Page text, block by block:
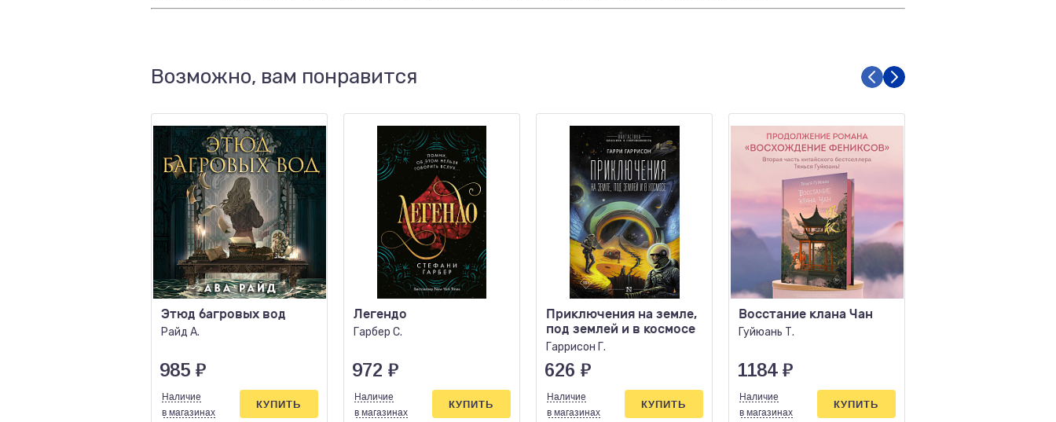
Возможно, вам понравится
Этюд багровых вод
Райд А.
985 ₽
Наличие
в магазинах
КУПИТЬ
Легендо
Гарбер С.
972 ₽
Наличие
в магазинах
КУПИТЬ
Приключения на земле,
под землей и в космосе
Гаррисон Г.
626 ₽
Наличие
в магазинах
КУПИТЬ
Восстание клана Чан
Гуйюань Т.
1184 ₽
Наличие
в магазинах
КУПИТЬ